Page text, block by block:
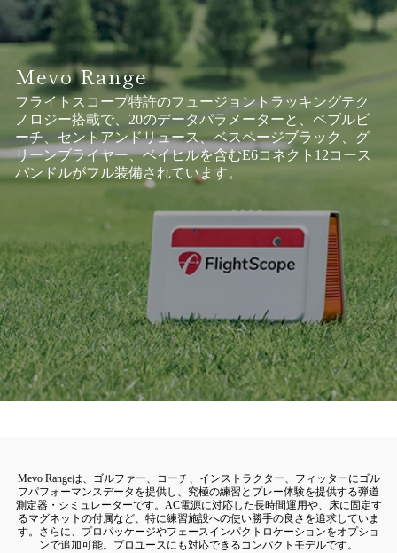
Mevo Range
フライトスコープ特許のフュージョントラッキングテク
ノロジー搭載で、20のデータパラメーターと、ペブルビ
ーチ、セントアンドリュース、ベスページブラック、グ
リーンブライヤー、ベイヒルを含むE6コネクト12コース
バンドルがフル装備されています。
Mevo Rangeは、ゴルファー、コーチ、インストラクター、フィッターにゴル
フパフォーマンスデータを提供し、究極の練習とプレー体験を提供する弾道
測定器・シミュレーターです。AC電源に対応した長時間運用や、床に固定す
るマグネットの付属など、特に練習施設への使い勝手の良さを追求していま
す。さらに、プロパッケージやフェースインパクトロケーションをオプショ
ンで追加可能。プロユースにも対応できるコンパクトモデルです。